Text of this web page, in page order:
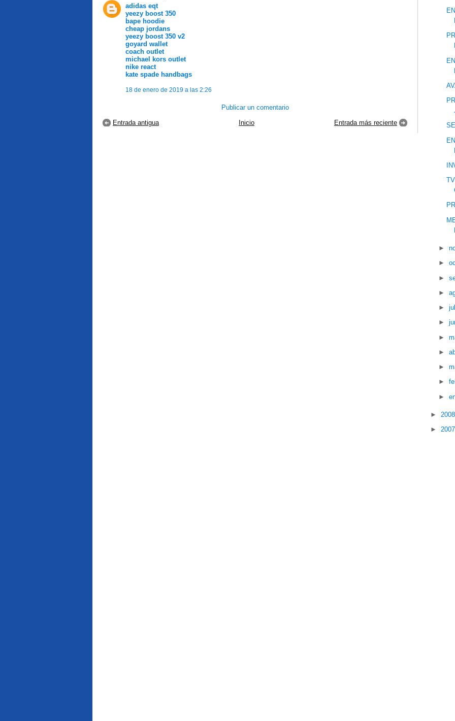
adidas eqt
yeezy boost 350
bape hoodie
cheap jordans
yeezy boost 350 v2
goyard wallet
coach outlet
michael kors outlet
nike react
kate spade handbags
18 de enero de 2019 a las 2:26
Publicar un comentario
Entrada más reciente
Entrada antigua Inicio
►
►
►
►
►
►
►
►
►
►
►
►
►